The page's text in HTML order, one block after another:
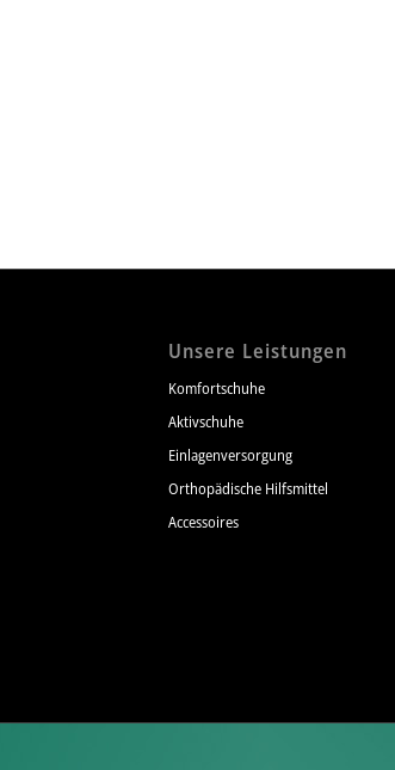
Unsere Leistungen
Komfortschuhe
Aktivschuhe
Einlagenversorgung
Orthopädische Hilfsmittel
Accessoires